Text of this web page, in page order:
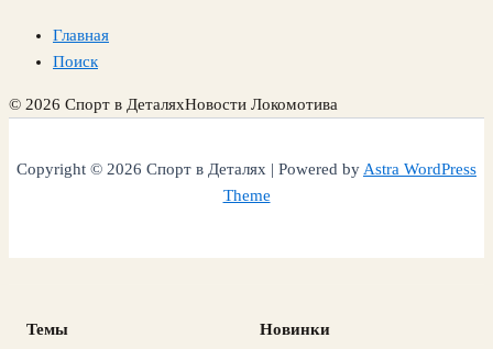
Главная
Поиск
© 2026 Спорт в ДеталяхНовости Локомотива
Copyright © 2026 Спорт в Деталях | Powered byAstra WordPress
Theme
Темы Новинки